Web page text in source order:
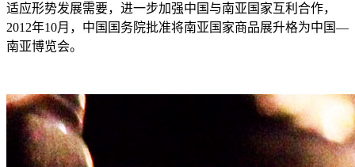
适应形势发展需要，进一步加强中国与南亚国家互利合作，
2012年10月，中国国务院批准将南亚国家商品展升格为中国—
南亚博览会。